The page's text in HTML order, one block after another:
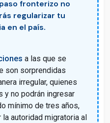
fronterizo no
regularizar tu
en el país.
a las que se
son sorprendidas
irregular, quienes
y no podrán ingresar
mínimo de tres años,
autoridad migratoria al